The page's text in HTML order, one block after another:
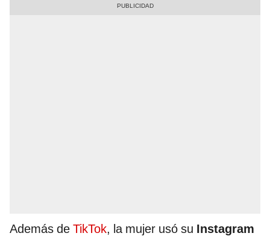
Además de TikTok, la mujer usó su Instagram